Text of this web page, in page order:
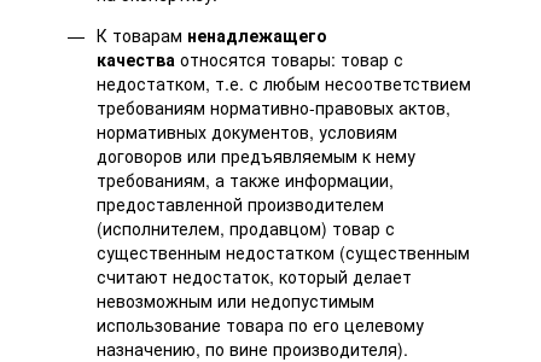
К товарам ненадлежащего
качества относятся товары: товар с
недостатком, т.е. с любым несоответствием
требованиям нормативно-правовых актов,
нормативных документов, условиям
договоров или предъявляемым к нему
требованиям, а также информации,
предоставленной производителем
(исполнителем, продавцом) товар с
существенным недостатком (существенным
считают недостаток, который делает
невозможным или недопустимым
использование товара по его целевому
назначению, по вине производителя).